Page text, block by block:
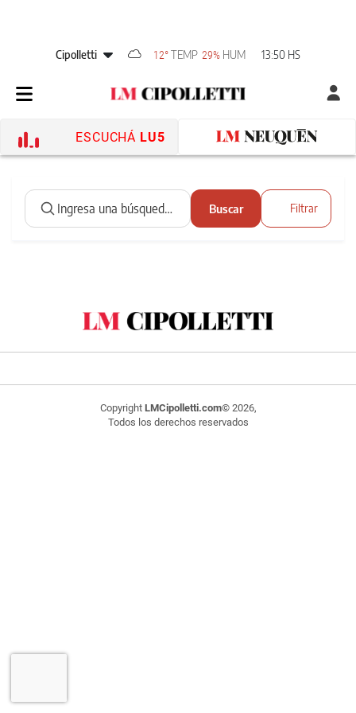
Cipolletti 12° TEMP 29% HUM 13:50 HS
ESCUCHÁ LU5
Buscar Filtrar
Copyright LMCipolletti.com© 2026,
Todos los derechos reservados